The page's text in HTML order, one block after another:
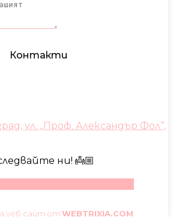
Контакти
ул. „Проф. Александър Фол“,
ни! 👼🏼
уеб сайт от WEBTRIXIA.COM